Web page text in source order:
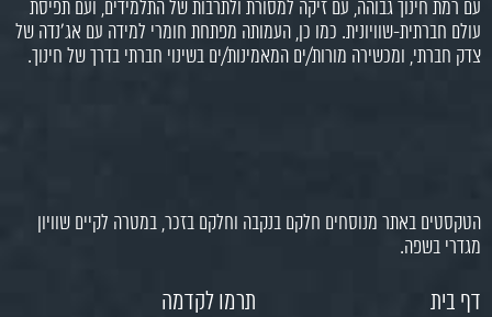
עם רמת חינוך גבוהה, עם זיקה למסורת ולתרבות של התלמידים, ועם תפיסת
עולם חברתית-שוויונית. כמו כן, העמותה מפתחת חומרי למידה עם אג'נדה של
צדק חברתי, ומכשירה מורות/ים המאמינות/ים בשינוי חברתי בדרך של חינוך.
הטקסטים באתר מנוסחים חלקם בנקבה וחלקם בזכר, במטרה לקיים שוויון
מגדרי בשפה.
דף בית
תרמו לקדמה